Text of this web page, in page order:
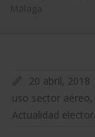
Málaga
20 abril, 2018
uso sector aéreo,
Actualidad